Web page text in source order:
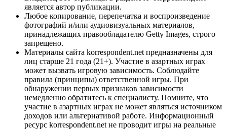
является автор публикации.
Любое копирование, перепечатка и воспроизведение
фотографий и/или аудиовизуальных материалов,
принадлежащих правообладателю Getty Images, строго
запрещено.
Материалы сайта korrespondent.net предназначены для
лиц старше 21 года (21+). Участие в азартных играх
может вызвать игровую зависимость. Соблюдайте
правила (принципы) ответственной игры. При
обнаружении первых признаков зависимости
немедленно обратитесь к специалисту. Помните, что
участие в азартных играх не может являться источником
доходов или альтернативой работе. Информационный
ресурс korrespondent.net не проводит игры на реальные